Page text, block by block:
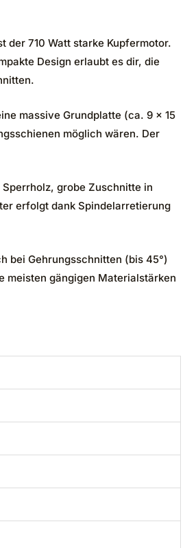
der 710 Watt starke Kupfermotor.
Design erlaubt es dir, die
massive Grundplatte (ca. 9 x 15
möglich wären. Der
grobe Zuschnitte in
erfolgt dank Spindelarretierung
bei Gehrungsschnitten (bis 45°)
meisten gängigen Materialstärken